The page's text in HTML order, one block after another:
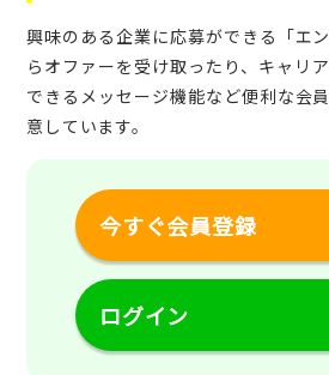
興味のある企業に応募ができる「エ
らオファーを受け取ったり、キャリ
できるメッセージ機能など便利な会
意しています。
今すぐ会員登録
ログイン